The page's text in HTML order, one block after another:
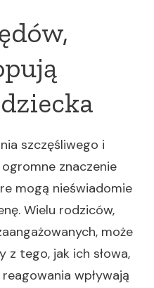
szczęśliwego i
znaczenie
mogą nieświadomie
Wielu rodziców,
może
z tego, jak ich słowa,
wpływają